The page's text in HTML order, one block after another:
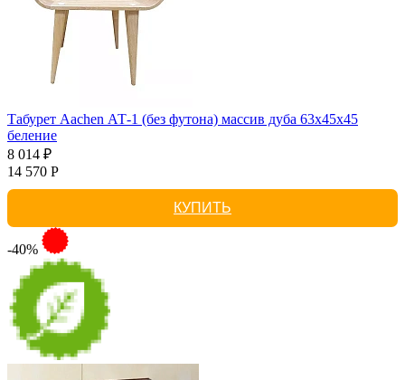
Табурет Aachen АТ-1 (без футона) массив дуба 63х45х45
беление
8 014 ₽
14 570 Р
КУПИТЬ
-40%